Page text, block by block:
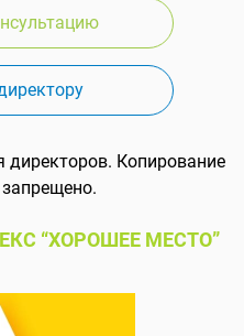
Копирование
“ХОРОШЕЕ МЕСТО”